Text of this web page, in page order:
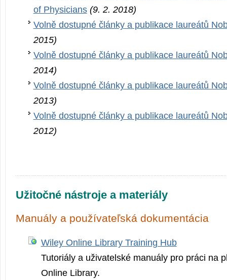
of Physicians (9. 2. 2018)
Volně dostupné články a publikace laureátů
2015)
Volně dostupné články a publikace laureátů
2014)
Volně dostupné články a publikace laureátů
2013)
Volně dostupné články a publikace laureátů
2012)
Užitočné nástroje a materiály
Manuály a používateľská dokumentácia
Wiley Online Library Training Hub
Tutoriály a uživatelské manuály pro práci na
Online Library.